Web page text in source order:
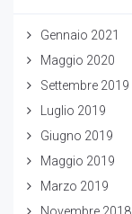
Gennaio 2021
Maggio 2020
Settembre 2019
Luglio 2019
Giugno 2019
Maggio 2019
Marzo 2019